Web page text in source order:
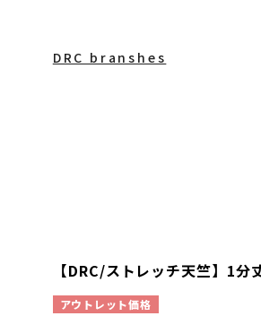
DRC branshes
【DRC/ストレッチ天竺】1分
アウトレット価格